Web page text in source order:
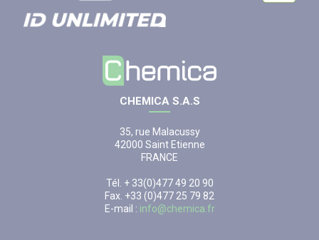
CHEMICA S.A.S
35, rue Malacussy
42000 Saint Etienne
FRANCE
Tél. + 33(0)477 49 20 90
Fax. +33 (0)477 25 79 82
E-mail : info@chemica.fr